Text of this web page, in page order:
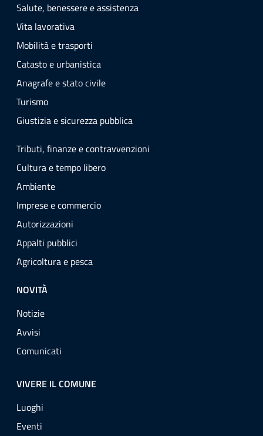
Salute, benessere e assistenza
Vita lavorativa
Mobilità e trasporti
Catasto e urbanistica
Anagrafe e stato civile
Turismo
Giustizia e sicurezza pubblica
Tributi, finanze e contravvenzioni
Cultura e tempo libero
Ambiente
Imprese e commercio
Autorizzazioni
Appalti pubblici
Agricoltura e pesca
NOVITÀ
Notizie
Avvisi
Comunicati
VIVERE IL COMUNE
Luoghi
Eventi